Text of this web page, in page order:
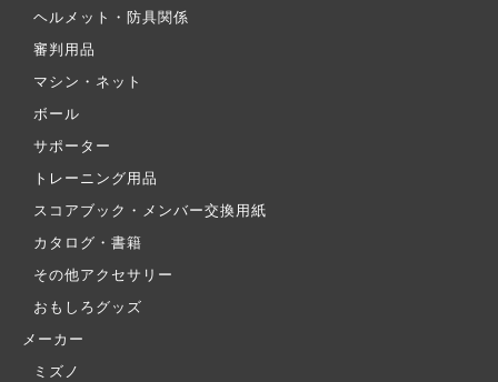
ヘルメット・防具関係
審判用品
マシン・ネット
ボール
サポーター
トレーニング用品
スコアブック・メンバー交換用紙
カタログ・書籍
その他アクセサリー
おもしろグッズ
メーカー
ミズノ